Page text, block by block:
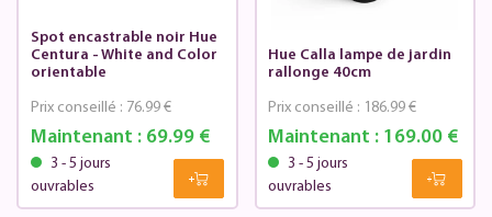
Spot encastrable noir Hue
Centura - White and Color
orientable
Maintenant :69.99 €
Prix conseillé : 76.99 €
3 - 5 jours
ouvrables
Hue Calla lampe de jardin
rallonge 40cm
Maintenant : 169.00 €
Prix conseillé : 186.99 €
3 - 5 jours
ouvrables